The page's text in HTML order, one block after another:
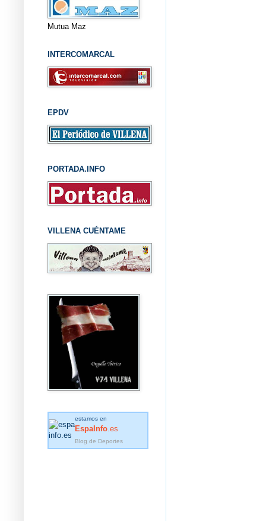
Mutua Maz
INTERCOMARCAL
EPDV
PORTADA.INFO
VILLENA CUÉNTAME
estamos en
EspaInfo .es
Blog de Deportes